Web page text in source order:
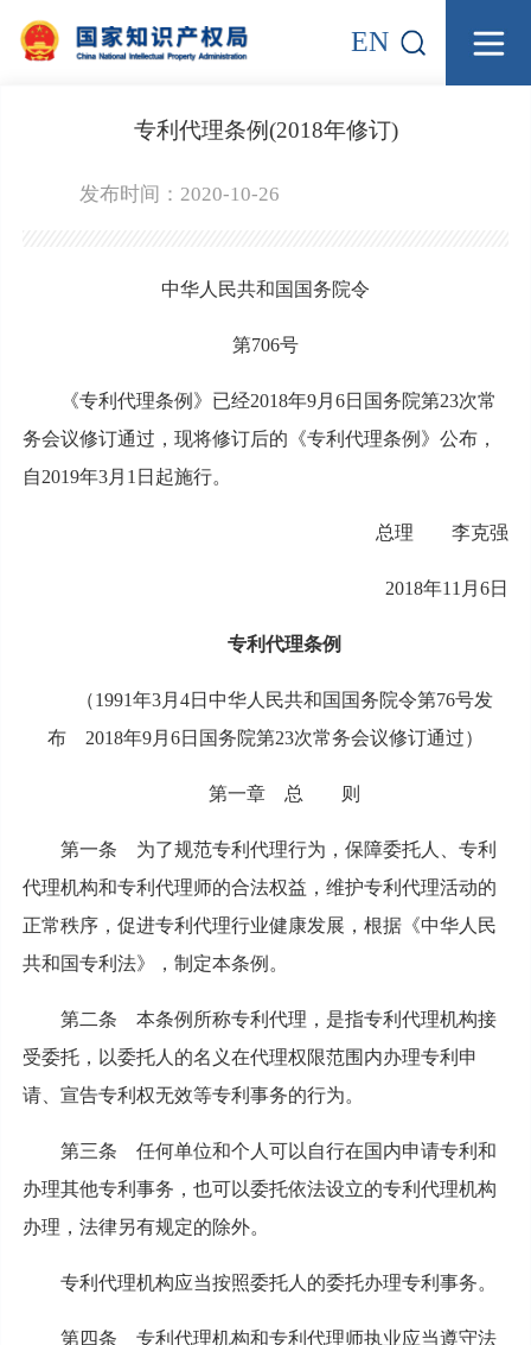
EN
专利代理条例(2018年修订)
发布时间：2020-10-26
中华人民共和国国务院令
第706号
《专利代理条例》已经2018年9月6日国务院第23次常
务会议修订通过，现将修订后的《专利代理条例》公布，
自2019年3月1日起施行。
总理 李克强
2018年11月6日
专利代理条例
（1991年3月4日中华人民共和国国务院令第76号发
布 2018年9月6日国务院第23次常务会议修订通过）
第一章 总 则
第一条 为了规范专利代理行为，保障委托人、专利
代理机构和专利代理师的合法权益，维护专利代理活动的
正常秩序，促进专利代理行业健康发展，根据《中华人民
共和国专利法》，制定本条例。
第二条 本条例所称专利代理，是指专利代理机构接
受委托，以委托人的名义在代理权限范围内办理专利申
请、宣告专利权无效等专利事务的行为。
第三条 任何单位和个人可以自行在国内申请专利和
办理其他专利事务，也可以委托依法设立的专利代理机构
办理，法律另有规定的除外。
专利代理机构应当按照委托人的委托办理专利事务。
第四条 专利代理机构和专利代理师执业应当遵守法